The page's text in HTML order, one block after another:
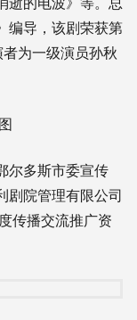
编导，该剧荣获第
为一级演员孙秋
多斯市委宣传
剧院管理有限公司
传播交流推广资